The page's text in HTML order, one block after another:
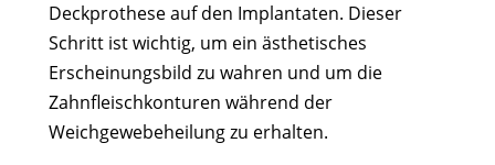
Deckprothese auf den Implantaten. Dieser
Schritt ist wichtig, um ein ästhetisches
Erscheinungsbild zu wahren und um die
Zahnfleischkonturen während der
Weichgewebeheilung zu erhalten.